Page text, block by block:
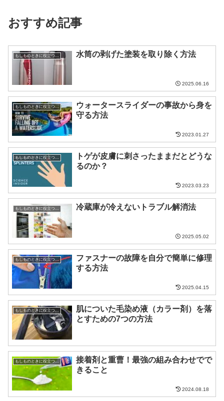
おすすめ記事
水筒の剥げた塗装を取り除く方法
2025.06.16
もしものときに役立つ知識
ウォータースライダーの事故から身を
守る方法
2023.01.27
トゲが皮膚に刺さったままだとどうな
るのか？
2023.03.23
冷蔵庫が冷えないトラブル解消法
2025.05.02
もしものときに役立つ知識
ファスナーの故障を自分で簡単に修理
する方法
2025.04.15
肌についた毛染め液（カラー剤）を落
とすための7つの方法
もしものときに役立つ知識
接着剤と重曹！最強の組み合わせでで
きること
2024.08.18